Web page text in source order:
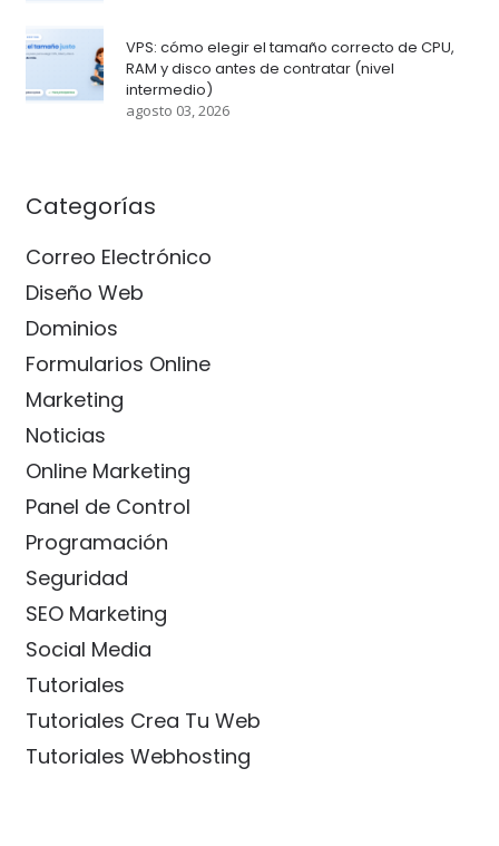
VPS: cómo elegir el tamaño correcto de CPU,
RAM y disco antes de contratar (nivel
intermedio)
agosto 03, 2026
Categorías
Correo Electrónico
Diseño Web
Dominios
Formularios Online
Marketing
Noticias
Online Marketing
Panel de Control
Programación
Seguridad
SEO Marketing
Social Media
Tutoriales
Tutoriales Crea Tu Web
Tutoriales Webhosting